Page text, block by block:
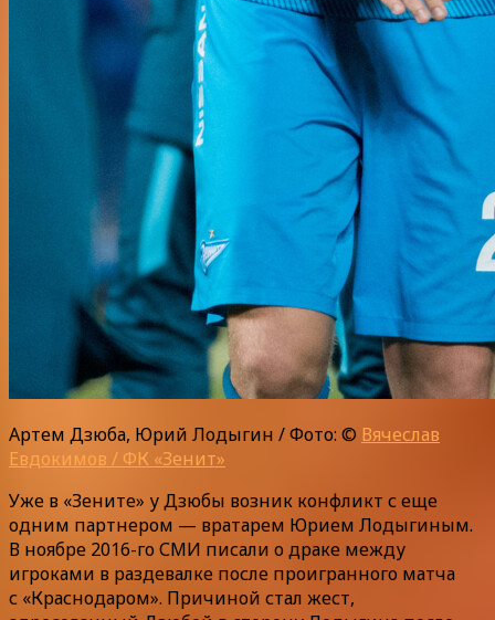
Артем Дзюба, Юрий Лодыгин / Фото: © Вячеслав
Евдокимов / ФК «Зенит»
Уже в «Зените» у Дзюбы возник конфликт с еще
одним партнером — вратарем Юрием Лодыгиным.
В ноябре 2016-го СМИ писали о драке между
игроками в раздевалке после проигранного матча
с «Краснодаром». Причиной стал жест,